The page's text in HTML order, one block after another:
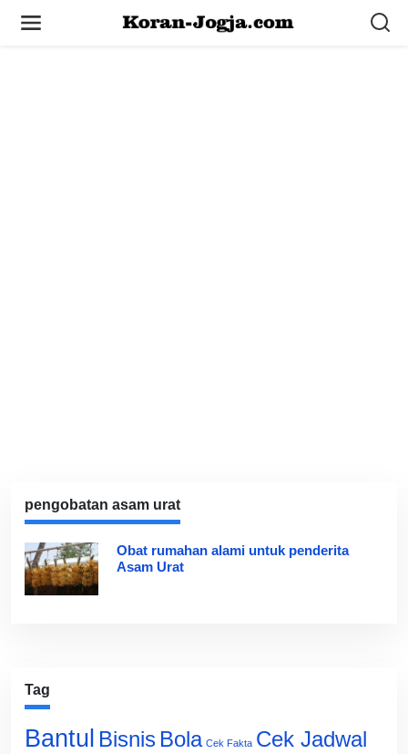
pengobatan asam urat
Obat rumahan alami untuk penderita
Asam Urat
Tag
Bantul Bisnis Bola Cek Fakta Cek Jadwal